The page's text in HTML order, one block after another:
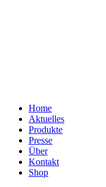
Home
Aktuelles
Produkte
Presse
Über
Kontakt
Shop